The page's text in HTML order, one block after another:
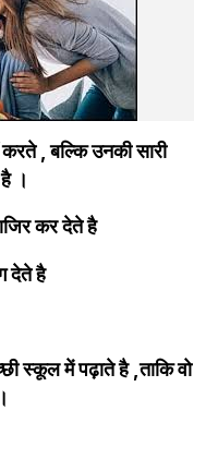
करते , बल्कि उनकी सारी
।
कर देते है
देते है
स्कूल में पढ़ाते है ,ताकि वो